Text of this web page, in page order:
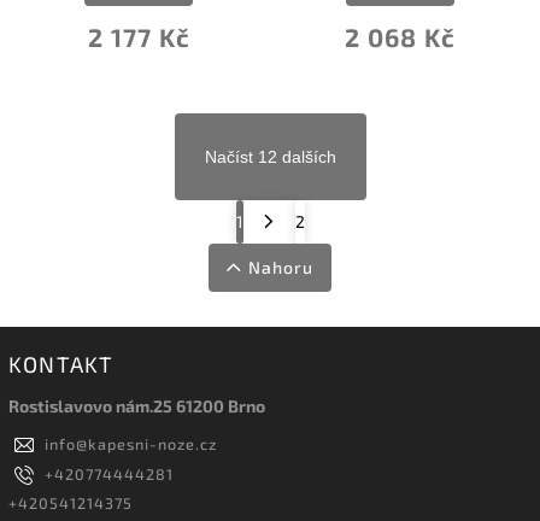
2 177 Kč 2 068 Kč
Načíst 12 dalších
1 2
Nahoru
KONTAKT
Rostislavovo nám.25 61200 Brno
info@kapesni-noze.cz
+420774444281
+420541214375